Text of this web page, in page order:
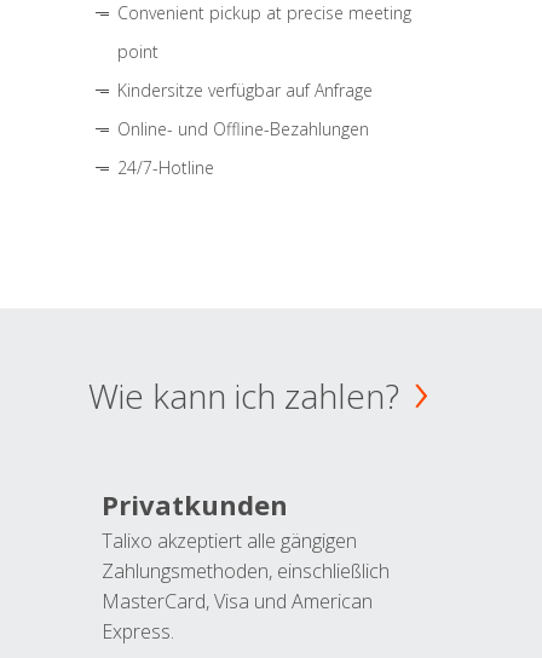
Convenient pickup at precise meeting
point
Kindersitze verfügbar auf Anfrage
Online- und Offline-Bezahlungen
24/7-Hotline
Wie kann ich zahlen?
Privatkunden
Talixo akzeptiert alle gängigen
Zahlungsmethoden, einschließlich
MasterCard, Visa und American
Express.